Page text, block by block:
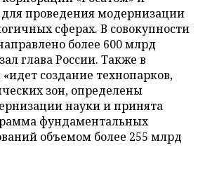
для проведения модернизации
сферах. В совокупности
более 600 млрд
глава России. Также в
создание технопарков,
зон, определены
науки и принята
фундаментальных
объемом более 255 млрд